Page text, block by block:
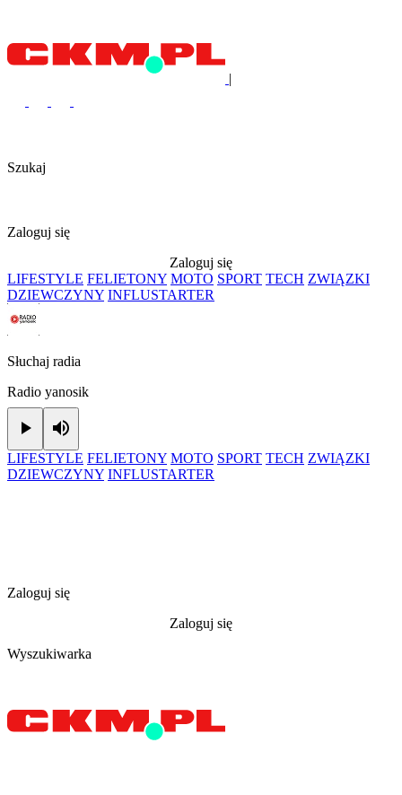
|
Szukaj
Zaloguj się
Zaloguj się
LIFESTYLE FELIETONY MOTO SPORT TECH ZWIĄZKI
DZIEWCZYNY INFLUSTARTER
Słuchaj radia
Radio yanosik
Play
LIFESTYLE FELIETONY MOTO SPORT TECH ZWIĄZKI
DZIEWCZYNY INFLUSTARTER
Zaloguj się
Zaloguj się
Wyszukiwarka